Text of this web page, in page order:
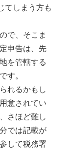
てしまう方も
で、そこま
申告は、先
を管轄する
す。
れるかもし
意されてい
さほど難し
では記載が
して税務署